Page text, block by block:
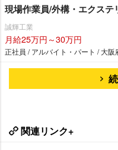
現場作業員/外構・エクステ
誠輝工業
月給25万円～30万円
正社員 / アルバイト・パート / 大阪
関連リンク+